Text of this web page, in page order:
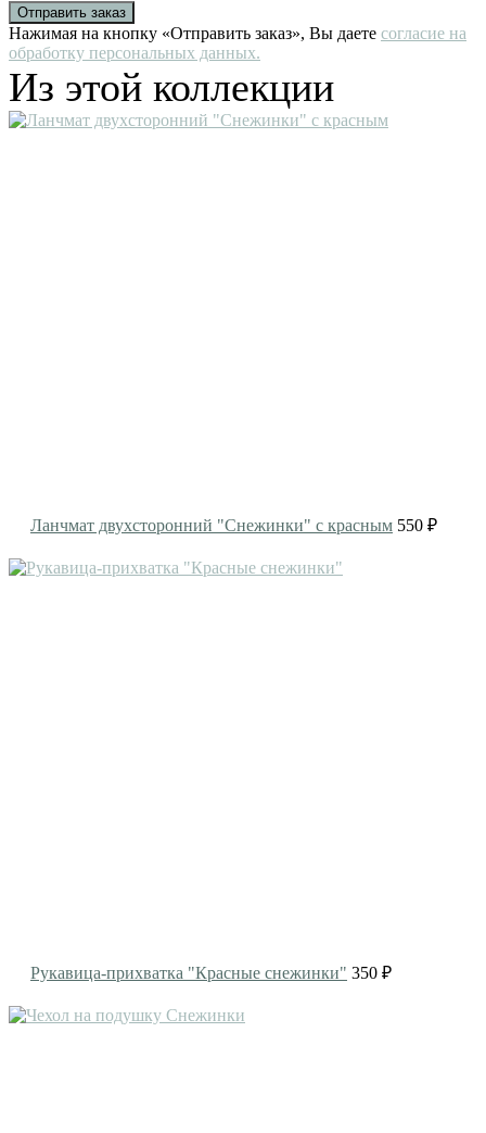
Отправить заказ
Нажимая на кнопку «Отправить заказ», Вы даете согласие на
обработку персональных данных.
Из этой коллекции
Ланчмат двухсторонний "Снежинки" с красным 550 ₽
Рукавица-прихватка "Красные снежинки" 350 ₽